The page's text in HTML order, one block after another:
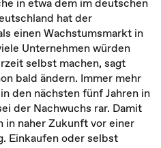
hat der
einen Wachstumsmarkt in
Unternehmen würden
selbst machen, sagt
bald ändern. Immer mehr
den nächsten fünf Jahren in
der Nachwuchs rar. Damit
in naher Zukunft vor einer
Einkaufen oder selbst